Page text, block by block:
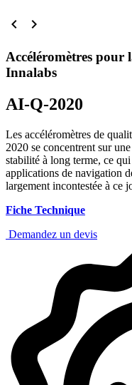
 
Accéléromètres pour
Innalabs
AI-Q-2020
Les accéléromètres de
2020 se concentrent sur
stabilité à long terme, ce
applications de navigation
largement incontestée à ce
Fiche Technique
Demandez un devis